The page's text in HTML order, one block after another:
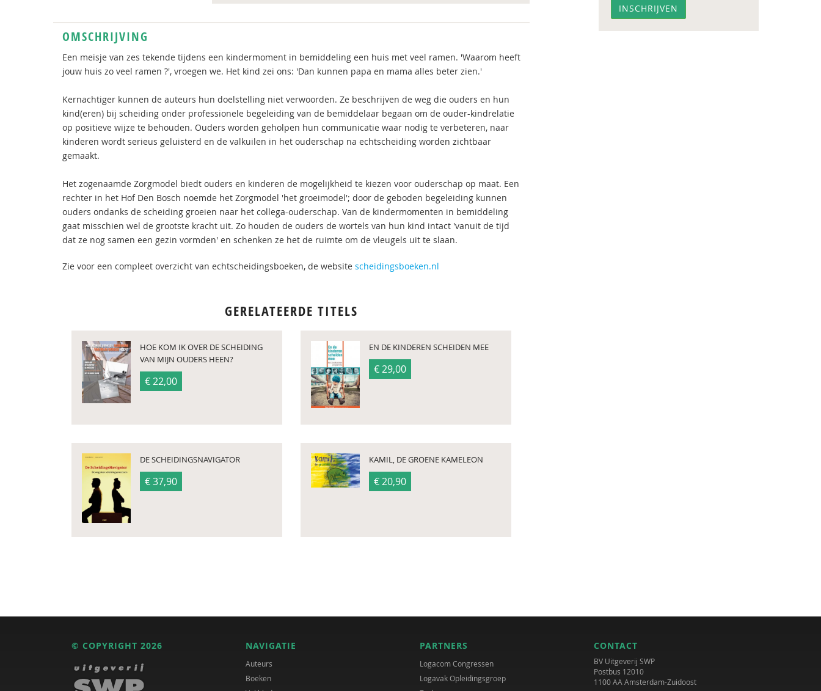
OMSCHRIJVING
Een meisje van zes tekende tijdens een kindermoment in bemiddeling een huis met veel ramen. 'Waarom heeft
jouw huis zo veel ramen ?', vroegen we. Het kind zei ons: 'Dan kunnen papa en mama alles beter zien.'
Kernachtiger kunnen de auteurs hun doelstelling niet verwoorden. Ze beschrijven de weg die ouders en hun
kind(eren) bij scheiding onder professionele begeleiding van de bemiddelaar begaan om de ouder-kindrelatie
op positieve wijze te behouden. Ouders worden geholpen hun communicatie waar nodig te verbeteren, naar
kinderen wordt serieus geluisterd en de valkuilen in het ouderschap na echtscheiding worden zichtbaar
gemaakt.
Het zogenaamde Zorgmodel biedt ouders en kinderen de mogelijkheid te kiezen voor ouderschap op maat. Een
rechter in het Hof Den Bosch noemde het Zorgmodel 'het groeimodel'; door de geboden begeleiding kunnen
ouders ondanks de scheiding groeien naar het collega-ouderschap. Van de kindermomenten in bemiddeling
gaat misschien wel de grootste kracht uit. Zo houden de ouders de wortels van hun kind intact 'vanuit de tijd
dat ze nog samen een gezin vormden' en schenken ze het de ruimte om de vleugels uit te slaan.
Zie voor een compleet overzicht van echtscheidingsboeken, de website scheidingsboeken.nl
GERELATEERDE TITELS
HOE KOM IK OVER DE SCHEIDING
VAN MIJN OUDERS HEEN?
€ 22,00
EN DE KINDEREN SCHEIDEN MEE
€ 29,00
DE SCHEIDINGSNAVIGATOR
€ 37,90
KAMIL, DE GROENE KAMELEON
€ 20,90
© COPYRIGHT 2026 NAVIGATIE
Auteurs
Boeken
PARTNERS
Logacom Congressen
Logavak Opleidingsgroep
CONTACT
BV Uitgeverij SWP
Postbus 12010
1100 AA Amsterdam-Zuidoost